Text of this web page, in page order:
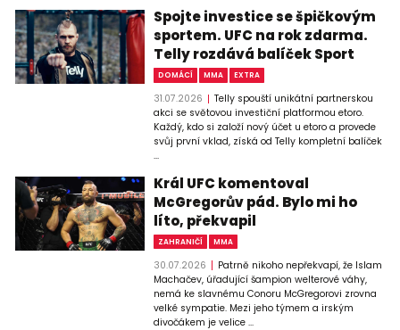
Spojte investice se špičkovým
sportem. UFC na rok zdarma.
Telly rozdává balíček Sport
DOMÁCÍ MMA EXTRA
31.07.2026
Telly spouští unikátní partnerskou
akci se světovou investiční platformou etoro.
Každý, kdo si založí nový účet u etoro a provede
svůj první vklad, získá od Telly kompletní balíček
...
Král UFC komentoval
McGregorův pád. Bylo mi ho
líto, překvapil
ZAHRANIČÍ MMA
30.07.2026
Patrně nikoho nepřekvapí, že Islam
Machačev, úřadující šampion welterové váhy,
nemá ke slavnému Conoru McGregorovi zrovna
velké sympatie. Mezi jeho týmem a irským
divočákem je velice ...